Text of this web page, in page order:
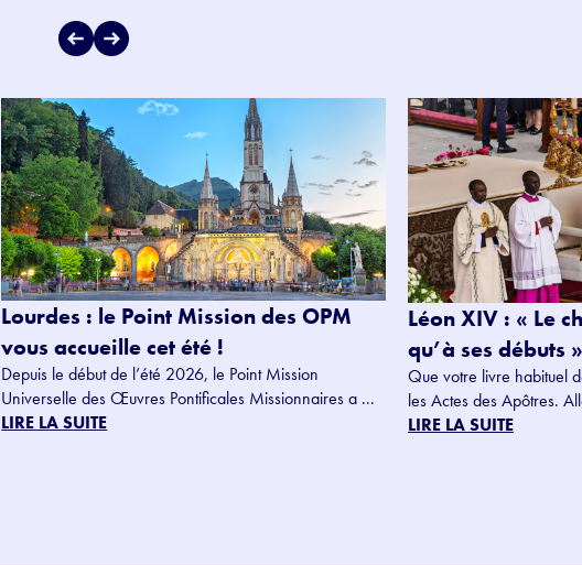
Lourdes : le Point Mission des OPM
vous accueille cet été !
Depuis le début de l’été 2026, le Point Mission
Universelle des Œuvres Pontificales Missionnaires a ...
LIRE LA SUITE
Léon XIV : « Le
qu’à ses débuts
Que votre livre habituel
les Actes des Apôtres.
LIRE LA SUITE